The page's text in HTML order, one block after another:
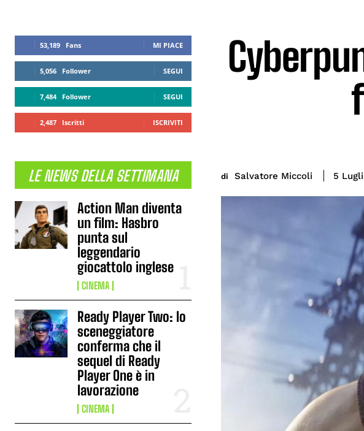
53,189 Fans MI PIACE
5,056 Follower SEGUI
7,484 Follower SEGUI
2,487 Iscritti ISCRIVITI
LE NEWS DELLA SETTIMANA
Action Man diventa
un film: Hasbro
punta sul
leggendario
giocattolo inglese
CINEMA
Ready Player Two: lo
sceneggiatore
conferma che il
sequel di Ready
Player One è in
lavorazione
CINEMA
di Salvatore Miccoli 5